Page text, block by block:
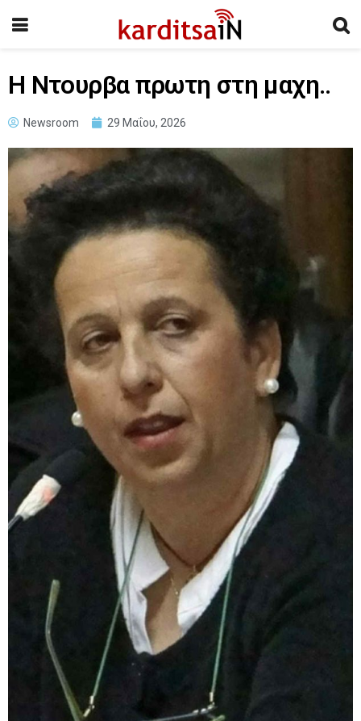
Η Ντουρβα πρωτη στη μαχη..
Newsroom 29 Μαΐου, 2026